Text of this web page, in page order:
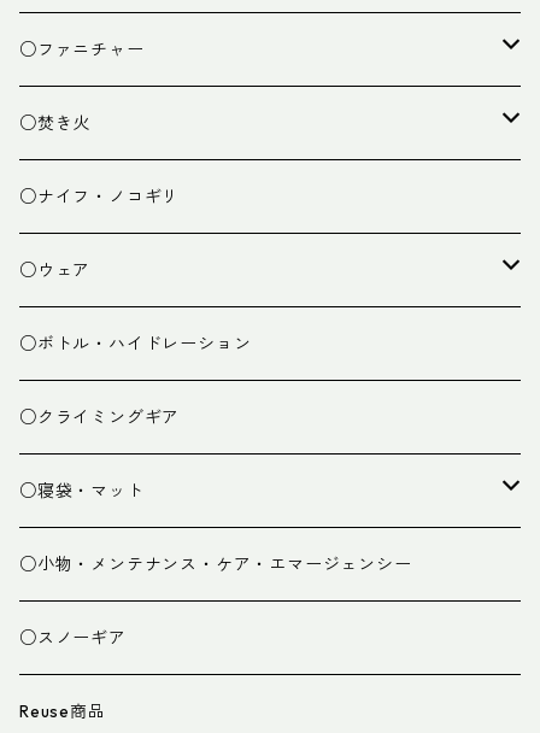
クッキング小物
ペグ・ハンマー・小物
ライト
ランタン
○ファニチャー
テーブル
チェア
○焚き火
焚き火台
焚き火小物
○ナイフ・ノコギリ
○ウェア
ミドルレイヤー
ベースレイヤー
パンツ
グローブ
スパッツ・ゲイター
衣類小物
○ボトル・ハイドレーション
○クライミングギア
○寝袋・マット
寝袋
マット
寝具小物
○小物・メンテナンス・ケア・エマージェンシー
○スノーギア
Reuse商品